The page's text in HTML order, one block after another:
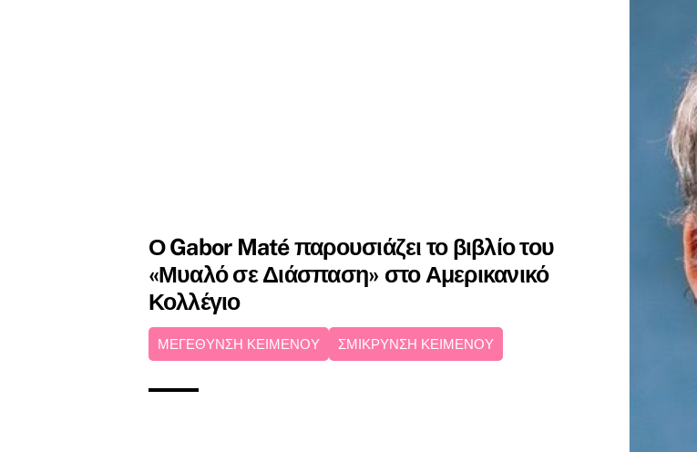
Ο Gabor Maté παρουσιάζει το βιβλίο του
«Μυαλό σε Διάσπαση» στο Αμερικανικό
Κολλέγιο
ΜΕΓΕΘΥΝΣΗ ΚΕΙΜΕΝΟΥ ΣΜΙΚΡΥΝΣΗ ΚΕΙΜΕΝΟΥ